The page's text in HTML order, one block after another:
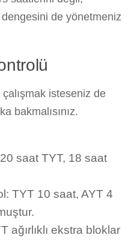
de yönetmeniz
isteseniz de
bakmalısınız.
saat TYT, 18 saat
TYT 10 saat, AYT 4
ağırlıklı ekstra bloklar